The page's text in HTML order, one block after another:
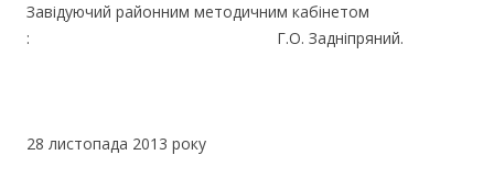
Завідуючий районним методичним кабінетом
: Г.О. Задніпряний.
28 листопада 2013 року